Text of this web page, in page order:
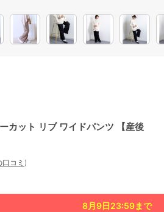
カット リブ ワイドパンツ 【産後
コミ )
8月9日23:59まで